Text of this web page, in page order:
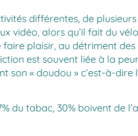
différentes, de
vidéo, alors qu’il fait du
plaisir, au détriment
est souvent liée à la
son « doudou » c’est-à-
du tabac, 30% boivent de